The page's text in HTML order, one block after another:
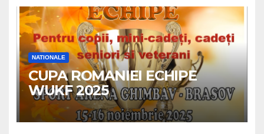
NATIONALE
CUPA ROMANIEI ECHIPE
WUKF 2025